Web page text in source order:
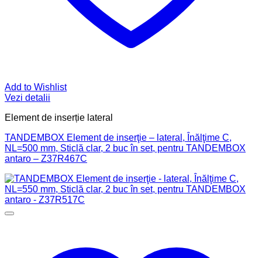
Add to Wishlist
Vezi detalii
Element de inserție lateral
TANDEMBOX Element de inserţie – lateral, Înălţime C,
NL=500 mm, Sticlă clar, 2 buc în set, pentru TANDEMBOX
antaro – Z37R467C